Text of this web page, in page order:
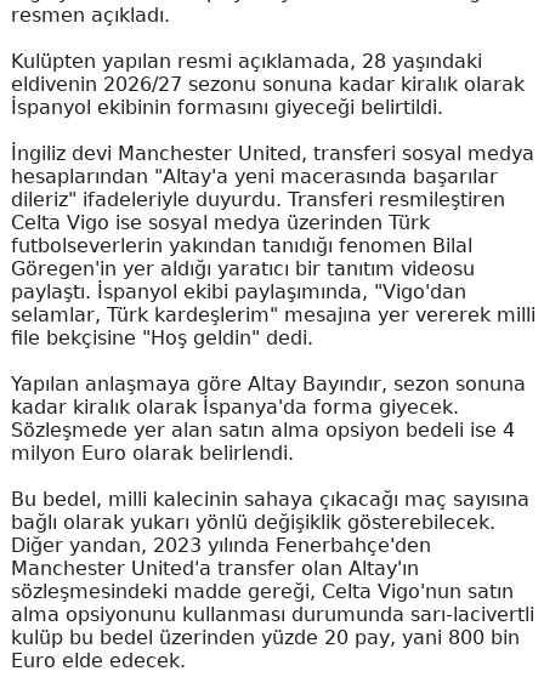
resmen açıkladı.
Kulüpten yapılan resmi açıklamada, 28 yaşındaki
eldivenin 2026/27 sezonu sonuna kadar kiralık olarak
İspanyol ekibinin formasını giyeceği belirtildi.
İngiliz devi Manchester United, transferi sosyal medya
hesaplarından "Altay'a yeni macerasında başarılar
dileriz" ifadeleriyle duyurdu. Transferi resmileştiren
Celta Vigo ise sosyal medya üzerinden Türk
futbolseverlerin yakından tanıdığı fenomen Bilal
Göregen'in yer aldığı yaratıcı bir tanıtım videosu
paylaştı. İspanyol ekibi paylaşımında, "Vigo'dan
selamlar, Türk kardeşlerim" mesajına yer vererek milli
file bekçisine "Hoş geldin" dedi.
Yapılan anlaşmaya göre Altay Bayındır, sezon sonuna
kadar kiralık olarak İspanya'da forma giyecek.
Sözleşmede yer alan satın alma opsiyon bedeli ise 4
milyon Euro olarak belirlendi.
Bu bedel, milli kalecinin sahaya çıkacağı maç sayısına
bağlı olarak yukarı yönlü değişiklik gösterebilecek.
Diğer yandan, 2023 yılında Fenerbahçe'den
Manchester United'a transfer olan Altay'ın
sözleşmesindeki madde gereği, Celta Vigo'nun satın
alma opsiyonunu kullanması durumunda sarı-lacivertli
kulüp bu bedel üzerinden yüzde 20 pay, yani 800 bin
Euro elde edecek.